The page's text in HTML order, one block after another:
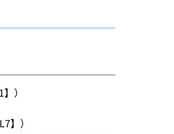
）
】）